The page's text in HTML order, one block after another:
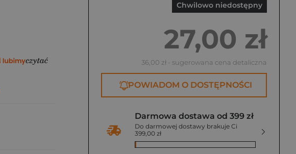
Chwilowo niedostępny
27,00 zł
36,00 zł - sugerowana cena detaliczna
POWIADOM O DOSTĘPNOŚCI
Darmowa dostawa od 399 zł
Do darmowej dostawy brakuje Ci
399,00 zł